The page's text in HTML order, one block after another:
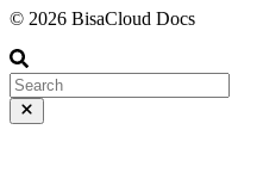
© 2026 BisaCloud Docs